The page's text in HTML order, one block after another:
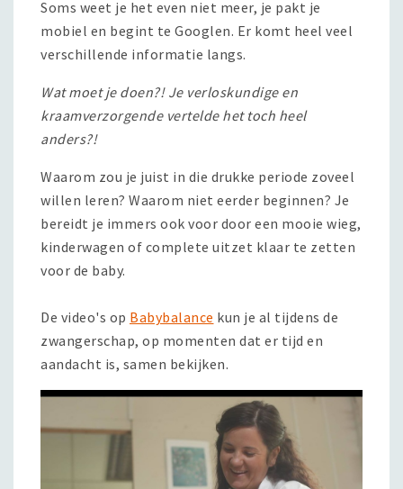
Soms weet je het even niet meer, je pakt je
mobiel en begint te Googlen. Er komt heel veel
verschillende informatie langs.
Wat moet je doen?! Je verloskundige en
kraamverzorgende vertelde het toch heel
anders?!
Waarom zou je juist in die drukke periode zoveel
willen leren? Waarom niet eerder beginnen? Je
bereidt je immers ook voor door een mooie wieg,
kinderwagen of complete uitzet klaar te zetten
voor de baby.
De video's op Babybalance kun je al tijdens de
zwangerschap, op momenten dat er tijd en
aandacht is, samen bekijken.